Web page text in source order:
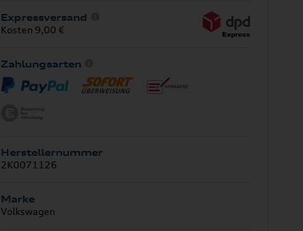
Expressversand
Kosten 9,00 €
Zahlungsarten
Herstellernummer
2K0071126
Marke
Volkswagen